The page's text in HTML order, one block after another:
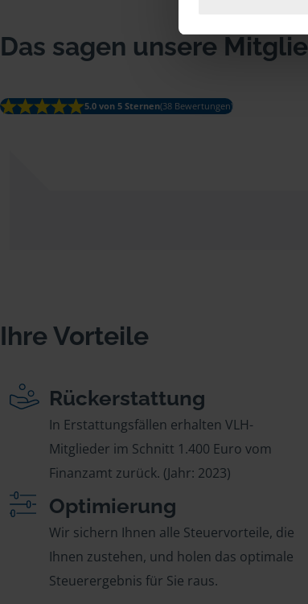
Das sagen unsere
5.0 von 5 Sternen(38 Bewertungen)
Ihre Vorteile
Rückerstattung
In Erstattungsfällen erhalten VLH-
Mitglieder im Schnitt 1.400 Euro vom
Finanzamt zurück. (Jahr: 2023)
Optimierung
Wir sichern Ihnen alle Steuervorteile, die
Ihnen zustehen, und holen das optimale
Steuerergebnis für Sie raus.